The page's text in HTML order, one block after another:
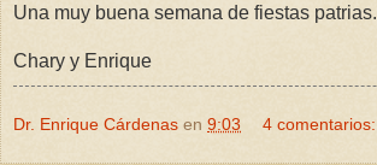
Una muy buena semana de fiestas patrias.
Chary y Enrique
Dr. Enrique Cárdenas en 9:03 4 comentarios: